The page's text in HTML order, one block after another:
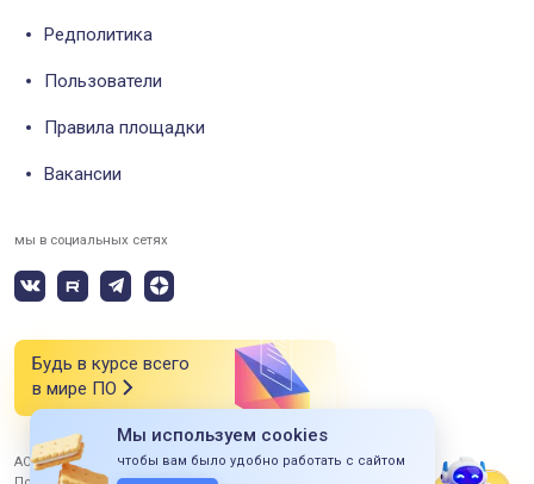
Редполитика
Пользователи
Правила площадки
Вакансии
мы в социальных сетях
Будь в курсе всего
в мире ПО
АО «СИЭСДИ» 2026 Все права защищены
Мы используем cookies
чтобы вам было удобно работать с сайтом